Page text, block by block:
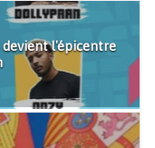
devient l'épicentre